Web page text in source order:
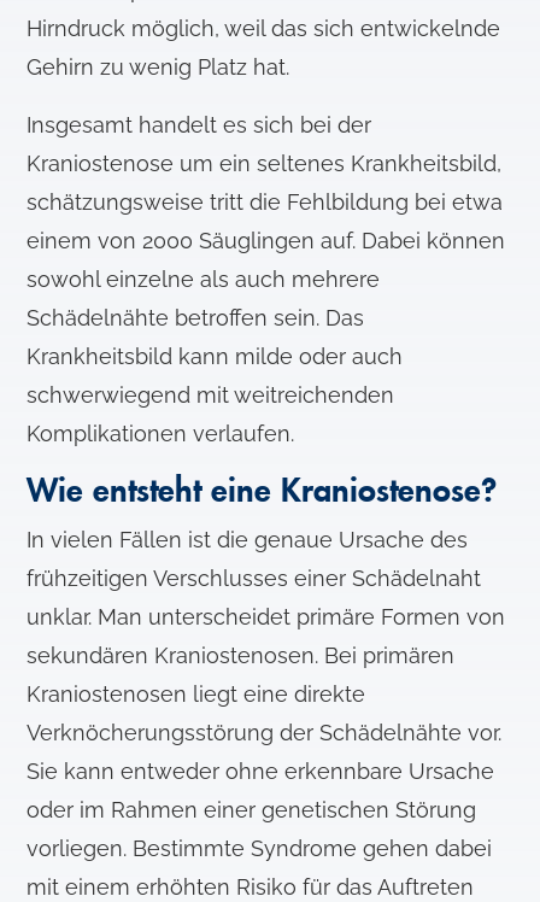
Hirndruck möglich, weil das sich entwickelnde
Gehirn zu wenig Platz hat.
Insgesamt handelt es sich bei der
Kraniostenose um ein seltenes Krankheitsbild,
schätzungsweise tritt die Fehlbildung bei etwa
einem von 2000 Säuglingen auf. Dabei können
sowohl einzelne als auch mehrere
Schädelnähte betroffen sein. Das
Krankheitsbild kann milde oder auch
schwerwiegend mit weitreichenden
Komplikationen verlaufen.
Wie entsteht eine Kraniostenose?
In vielen Fällen ist die genaue Ursache des
frühzeitigen Verschlusses einer Schädelnaht
unklar. Man unterscheidet primäre Formen von
sekundären Kraniostenosen. Bei primären
Kraniostenosen liegt eine direkte
Verknöcherungsstörung der Schädelnähte vor.
Sie kann entweder ohne erkennbare Ursache
oder im Rahmen einer genetischen Störung
vorliegen. Bestimmte Syndrome gehen dabei
mit einem erhöhten Risiko für das Auftreten